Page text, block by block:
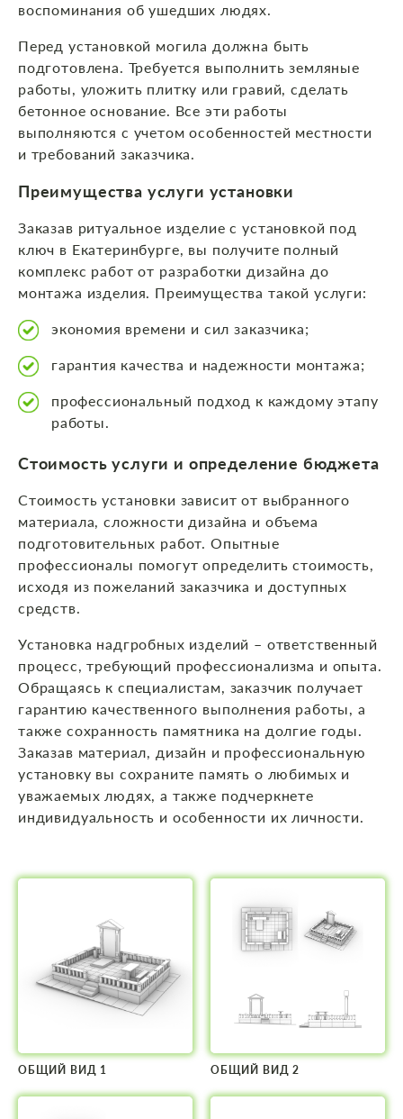
воспоминания об ушедших людях.
Перед установкой могила должна быть
подготовлена. Требуется выполнить земляные
работы, уложить плитку или гравий, сделать
бетонное основание. Все эти работы
выполняются с учетом особенностей местности
и требований заказчика.
Преимущества услуги установки
Заказав ритуальное изделие с установкой под
ключ в Екатеринбурге, вы получите полный
комплекс работ от разработки дизайна до
монтажа изделия. Преимущества такой услуги:
экономия времени и сил заказчика;
гарантия качества и надежности монтажа;
профессиональный подход к каждому этапу
работы.
Стоимость услуги и определение бюджета
Стоимость установки зависит от выбранного
материала, сложности дизайна и объема
подготовительных работ. Опытные
профессионалы помогут определить стоимость,
исходя из пожеланий заказчика и доступных
средств.
Установка надгробных изделий – ответственный
процесс, требующий профессионализма и опыта.
Обращаясь к специалистам, заказчик получает
гарантию качественного выполнения работы, а
также сохранность памятника на долгие годы.
Заказав материал, дизайн и профессиональную
установку вы сохраните память о любимых и
уважаемых людях, а также подчеркнете
индивидуальность и особенности их личности.
ОБЩИЙ ВИД 1 ОБЩИЙ ВИД 2